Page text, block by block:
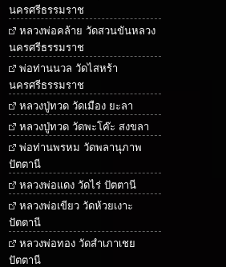
นครศรีธรรมราช
หลวงพ่อคล้าย วัดสวนขันหลวง
นครศรีธรรมราช
พ่อท่านนวล วัดไสหร้า
นครศรีธรรมราช
หลวงปู่ทวด วัดเมือง ยะลา
หลวงปู่ทวด วัดพะโค๊ะ สงขลา
พ่อท่านพรหม วัดพลานุภาพ
ปัตตานี
หลวงพ่อแดง วัดไร่ ปัตตานี
หลวงพ่อเขียว วัดห้วยเงาะ
ปัตตานี
หลวงพ่อทอง วัดสำเภาเชย
ปัตตานี